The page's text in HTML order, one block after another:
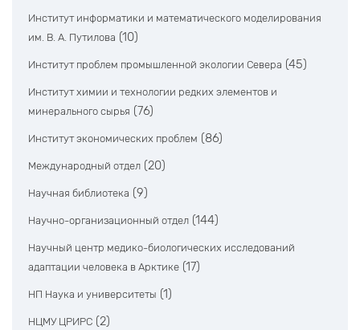
Институт информатики и математического моделирования
им. В. А. Путилова (10)
Институт проблем промышленной экологии Севера (45)
Институт химии и технологии редких элементов и
минерального сырья (76)
Институт экономических проблем (86)
Международный отдел (20)
Научная библиотека (9)
Научно-организационный отдел (144)
Научный центр медико-биологических исследований
адаптации человека в Арктике (17)
НП Наука и университеты (1)
НЦМУ ЦРИРС (2)